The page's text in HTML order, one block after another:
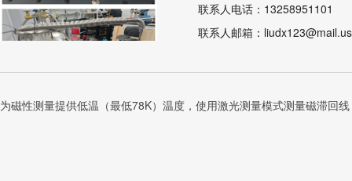
联系人电话：13258951101
联系人邮箱：
为磁性测量提供低温（最低78K）温度，使用激光测量模式测量磁滞回